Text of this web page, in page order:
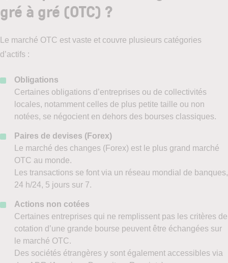
gré à gré (OTC) ?
Le marché OTC est vaste et couvre plusieurs catégories
d’actifs :
Obligations
Certaines obligations d’entreprises ou de collectivités
locales, notamment celles de plus petite taille ou non
notées, se négocient en dehors des bourses classiques.
Paires de devises (Forex)
Le marché des changes (Forex) est le plus grand marché
OTC au monde.
Les transactions se font via un réseau mondial de banques,
24 h/24, 5 jours sur 7.
Actions non cotées
Certaines entreprises qui ne remplissent pas les critères de
cotation d’une grande bourse peuvent être échangées sur
le marché OTC.
Des sociétés étrangères y sont également accessibles via